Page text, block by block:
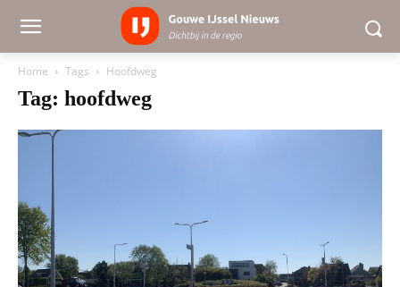
Home Tags Hoofdweg
Tag: hoofdweg